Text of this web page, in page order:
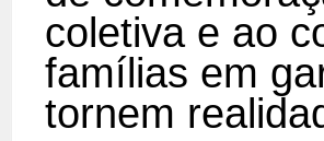
coletiva e ao
famílias em
tornem